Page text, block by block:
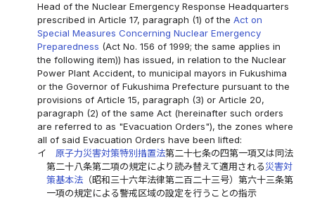
Head of the Nuclear Emergency Response Headquarters
prescribed in Article 17, paragraph (1) of the Act on
Special Measures Concerning Nuclear Emergency
Preparedness (Act No. 156 of 1999; the same applies in
the following item)) has issued, in relation to the Nuclear
Power Plant Accident, to municipal mayors in Fukushima
or the Governor of Fukushima Prefecture pursuant to the
provisions of Article 15, paragraph (3) or Article 20,
paragraph (2) of the same Act (hereinafter such orders
are referred to as "Evacuation Orders"), the zones where
all of said Evacuation Orders have been lifted:
イ
原子力災害対策特別措置法第二十七条の四第一項又は同法
第二十八条第二項の規定により読み替えて適用される災害対
策基本法（昭和三十六年法律第二百二十三号）第六十三条第
一項の規定による警戒区域の設定を行うことの指示